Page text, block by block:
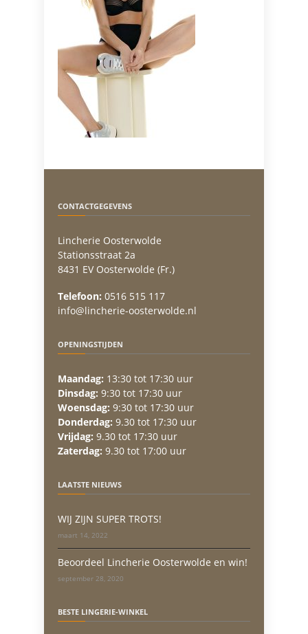
CONTACTGEGEVENS
Lincherie Oosterwolde
Stationsstraat 2a
8431 EV Oosterwolde (Fr.)
Telefoon: 0516 515 117
info@lincherie-oosterwolde.nl
OPENINGSTIJDEN
Maandag: 13:30 tot 17:30 uur
Dinsdag: 9:30 tot 17:30 uur
Woensdag: 9:30 tot 17:30 uur
Donderdag: 9.30 tot 17:30 uur
Vrijdag: 9.30 tot 17:30 uur
Zaterdag: 9.30 tot 17:00 uur
LAATSTE NIEUWS
WIJ ZIJN SUPER TROTS!
maart 14, 2022
Beoordeel Lincherie Oosterwolde en win!
september 28, 2020
BESTE LINGERIE-WINKEL